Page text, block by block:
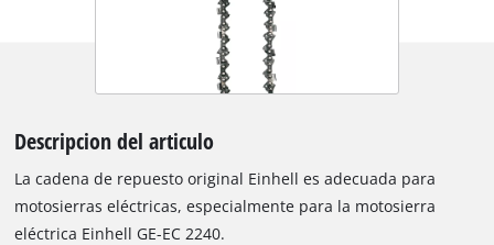
Descripcion del articulo
La cadena de repuesto original Einhell es adecuada para
motosierras eléctricas, especialmente para la motosierra
eléctrica Einhell GE-EC 2240.